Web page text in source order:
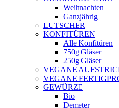
Weihnachten
Ganzjährig
LUTSCHER
KONFITÜREN
Alle Konfitüren
750g Gläser
250g Gläser
VEGANE
VEGANE
GEWÜRZE
Bio
Demeter